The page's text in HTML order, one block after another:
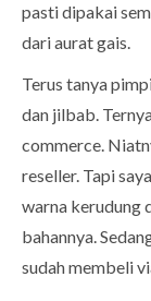
pasti dipakai
dari aurat gais.
Terus tanya
dan jilbab.
commerce.
reseller. Tapi
warna kerudung
bahannya.
sudah membeli